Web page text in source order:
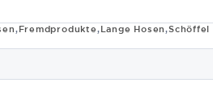
Fremdprodukte Lange Hosen Schöffel